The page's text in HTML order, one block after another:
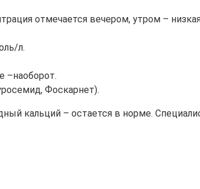
отмечается вечером, утром –
л.
–наоборот.
Фоскарнет).
кальций – остается в норме.